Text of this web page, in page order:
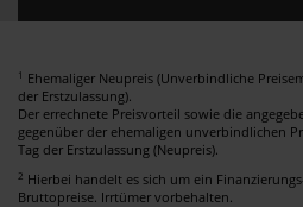
1 Ehemaliger Neupreis (Unverbindliche
der Erstzulassung).
Der errechnete Preisvorteil sowie die
gegenüber der ehemaligen unverbindlichen
Tag der Erstzulassung (Neupreis).
2 Hierbei handelt es sich um ein
Bruttopreise. Irrtümer vorbehalten.